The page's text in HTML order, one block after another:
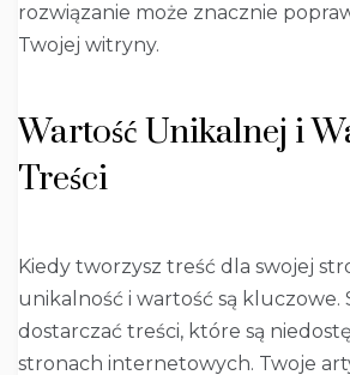
rozwiązanie może znacznie
Twojej witryny.
Wartość Unikalnej i
Treści
Kiedy tworzysz treść dla swojej
unikalność i wartość są kluczowe.
dostarczać treści, które są
stronach internetowych. Twoje